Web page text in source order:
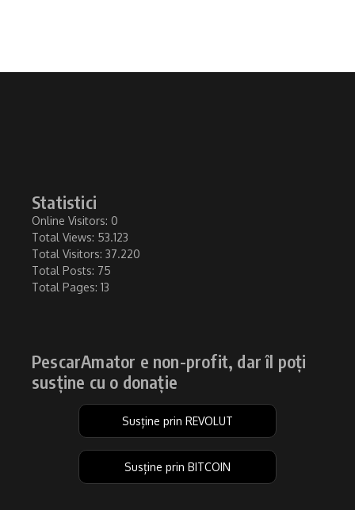
Statistici
Online Visitors: 0
Total Views: 53.123
Total Visitors: 37.220
Total Posts: 75
Total Pages: 13
PescarAmator e non-profit, dar îl poți
susține cu o donație
Susține prin REVOLUT
Susține prin BITCOIN